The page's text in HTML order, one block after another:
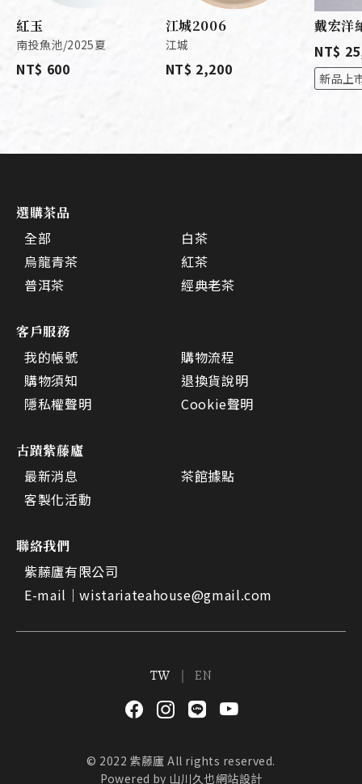
紅玉
南投魚池/2025夏
NT$ 600
江城2006
江城
NT$ 2,200
戴宏洋
NT$
新品上
選購茶品
全部
白茶
烏龍青茶
紅茶
普洱茶
經典老茶
客戶服務
我的帳號
購物流程
購物須知
退換貨說明
隱私權聲明
Cookie聲明
古蹟紫藤廬
最新消息
茶館據點
客製化活動
聯絡我們
紫藤廬有限公司
E-mail｜wistariateahouse@gmail.com
TW EN
© 2022 紫藤廬 All rights reserved.
Powered by 山川久也網站設計